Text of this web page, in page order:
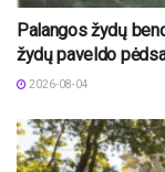
Palangos žydų
žydų paveldo
2026-08-04